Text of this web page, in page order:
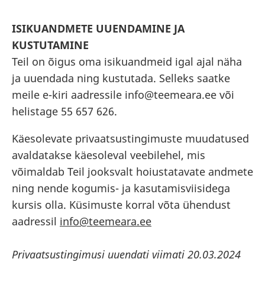
ISIKUANDMETE UUENDAMINE JA
KUSTUTAMINE
Teil on õigus oma isikuandmeid igal ajal näha
ja uuendada ning kustutada. Selleks saatke
meile e-kiri aadressile info@teemeara.ee või
helistage 55 657 626.
Käesolevate privaatsustingimuste muudatused
avaldatakse käesoleval veebilehel, mis
võimaldab Teil jooksvalt hoiustatavate andmete
ning nende kogumis- ja kasutamisviisidega
kursis olla. Küsimuste korral võta ühendust
aadressil info@teemeara.ee
Privaatsustingimusi uuendati viimati 20.03.2024